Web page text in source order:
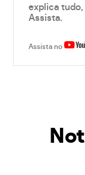
explica
Assista.
Assista no